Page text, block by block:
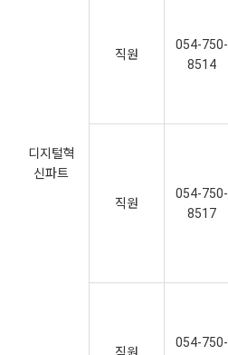
디지털혁
신파트
직원
054-750-
8514
직원
054-750-
8517
054-750-